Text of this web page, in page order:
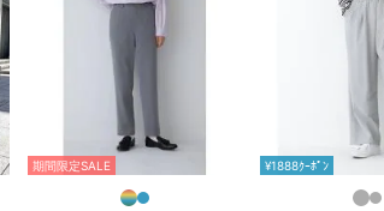
期間限定SALE ¥1888ｸｰﾎﾟﾝ